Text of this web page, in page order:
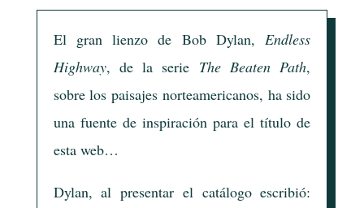
El gran lienzo de Bob Dylan, Endless
Highway, de la serie The Beaten Path,
sobre los paisajes norteamericanos, ha sido
una fuente de inspiración para el título de
esta web…
Dylan, al presentar el catálogo escribió: